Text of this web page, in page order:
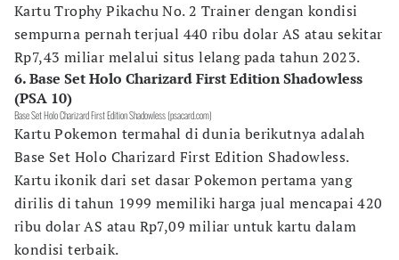
Kartu Trophy Pikachu No. 2 Trainer dengan kondisi
sempurna pernah terjual 440 ribu dolar AS atau sekitar
Rp7,43 miliar melalui situs lelang pada tahun 2023.
6. Base Set Holo Charizard First Edition Shadowless
(PSA 10)
Base Set Holo Charizard First Edition Shadowless (psacard.com)
Kartu Pokemon termahal di dunia berikutnya adalah
Base Set Holo Charizard First Edition Shadowless.
Kartu ikonik dari set dasar Pokemon pertama yang
dirilis di tahun 1999 memiliki harga jual mencapai 420
ribu dolar AS atau Rp7,09 miliar untuk kartu dalam
kondisi terbaik.